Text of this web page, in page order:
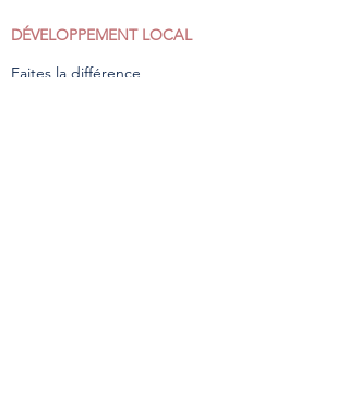
DÉVELOPPEMENT LOCAL
Faites la différence